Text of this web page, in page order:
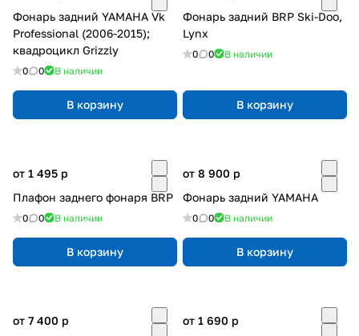
Фонарь задний YAMAHA Vk
Professional (2006-2015);
квадроцикл Grizzly
0 0 В наличии
В корзину
Фонарь задний BRP Ski-Doo,
Lynx
0 0 В наличии
В корзину
от 1 495 p
Плафон заднего фонаря BRP
0 0 В наличии
В корзину
от 8 900 p
Фонарь задний YAMAHA
0 0 В наличии
В корзину
от 7 400 p
от 1 690 p